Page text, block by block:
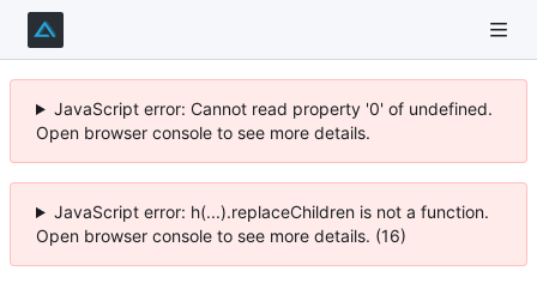
JavaScript error: Cannot read property '0' of undefined.
Open browser console to see more details.
JavaScript error: h(...).replaceChildren is not a function.
Open browser console to see more details. (16)